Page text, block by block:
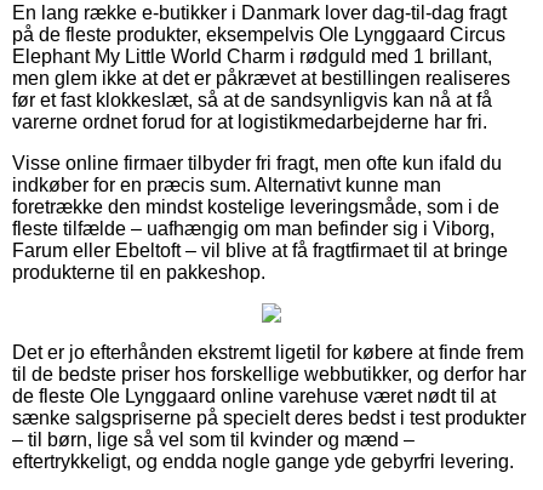
En lang række e-butikker i Danmark lover dag-til-dag fragt
på de fleste produkter, eksempelvis Ole Lynggaard Circus
Elephant My Little World Charm i rødguld med 1 brillant,
men glem ikke at det er påkrævet at bestillingen realiseres
før et fast klokkeslæt, så at de sandsynligvis kan nå at få
varerne ordnet forud for at logistikmedarbejderne har fri.
Visse online firmaer tilbyder fri fragt, men ofte kun ifald du
indkøber for en præcis sum. Alternativt kunne man
foretrække den mindst kostelige leveringsmåde, som i de
fleste tilfælde – uafhængig om man befinder sig i Viborg,
Farum eller Ebeltoft – vil blive at få fragtfirmaet til at bringe
produkterne til en pakkeshop.
Det er jo efterhånden ekstremt ligetil for købere at finde frem
til de bedste priser hos forskellige webbutikker, og derfor har
de fleste Ole Lynggaard online varehuse været nødt til at
sænke salgspriserne på specielt deres bedst i test produkter
– til børn, lige så vel som til kvinder og mænd –
eftertrykkeligt, og endda nogle gange yde gebyrfri levering.